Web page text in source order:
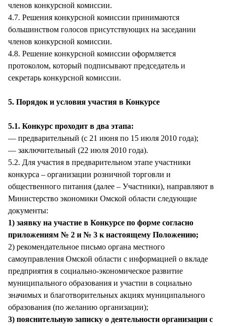
членов конкурсной комиссии.
4.7. Решения конкурсной комиссии принимаются
большинством голосов присутствующих на заседании
членов конкурсной комиссии.
4.8. Решение конкурсной комиссии оформляется
протоколом, который подписывают председатель и
секретарь конкурсной комиссии.
5. Порядок и условия участия в Конкурсе
5.1. Конкурс проходит в два этапа:
— предварительный (с 21 июня по 15 июля 2010 года);
— заключительный (22 июля 2010 года).
5.2. Для участия в предварительном этапе участники
конкурса – организации розничной торговли и
общественного питания (далее – Участники), направляют в
Министерство экономики Омской области следующие
документы:
1) заявку на участие в Конкурсе по форме согласно
приложениям № 2 и № 3 к настоящему Положению;
2) рекомендательное письмо органа местного
самоуправления Омской области с информацией о вкладе
предприятия в социально-экономическое развитие
муниципального образования и участии в социально
значимых и благотворительных акциях муниципального
образования (по желанию организации);
3) пояснительную записку о деятельности организации с